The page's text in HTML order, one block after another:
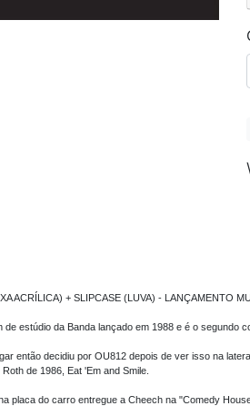
ACRÍLICA) + SLIPCASE (LUVA) - LANÇAMENTO
estúdio da Banda lançado em 1988 e é o segundo
então decidiu por OU812 depois de ver isso na
de 1986, Eat 'Em and Smile.
placa do carro entregue a Cheech na "Comedy